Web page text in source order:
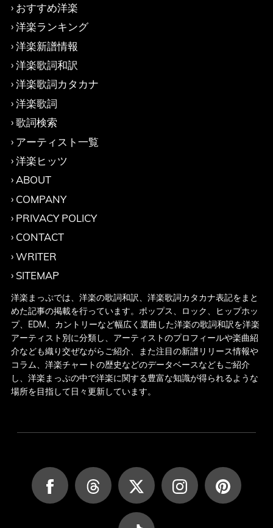
おすすめ洋楽
洋楽ランキング
洋楽新譜情報
洋楽歌詞和訳
洋楽歌詞カタカナ
洋楽歌詞
歌詞検索
アーティスト一覧
洋楽ヒッツ
ABOUT
COMPANY
PRIVACY POLICY
CONTACT
WRITER
SITEMAP
洋楽まっぷでは、洋楽の歌詞和訳、洋楽歌詞カタカナ表記をまと
めた記事の掲載を行っています。ポップス、ロック、ヒップホッ
プ、EDM、カントリーなど幅広く選曲した洋楽の歌詞和訳を洋楽
アーティスト別に分類し、アーティストのプロフィールや楽曲紹
介なども織り交ぜながらご紹介、また注目の新譜リリース情報や
コラム、洋楽チャートの歴史などのデータベースなどもご紹介
し、洋楽まっぷの中で洋楽に関する豊富な知識が得られるような
場所を目指して日々更新しています。